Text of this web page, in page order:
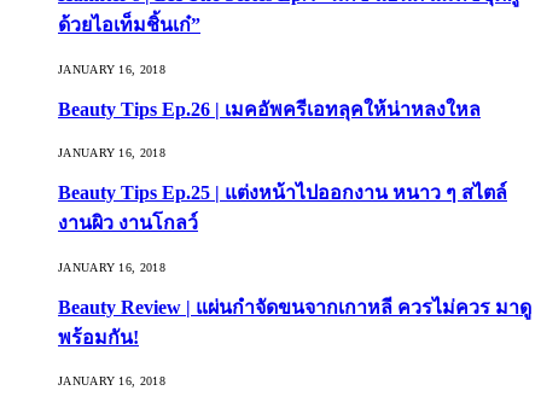
ด้วยไอเท็มชิ้นเก๋”
JANUARY 16, 2018
Beauty Tips Ep.26 | เมคอัพครีเอทลุคให้น่าหลงใหล
JANUARY 16, 2018
Beauty Tips Ep.25 | แต่งหน้าไปออกงาน หนาว ๆ สไตล์
งานผิว งานโกลว์
JANUARY 16, 2018
Beauty Review | แผ่นกำจัดขนจากเกาหลี ควรไม่ควร มาดู
พร้อมกัน!
JANUARY 16, 2018